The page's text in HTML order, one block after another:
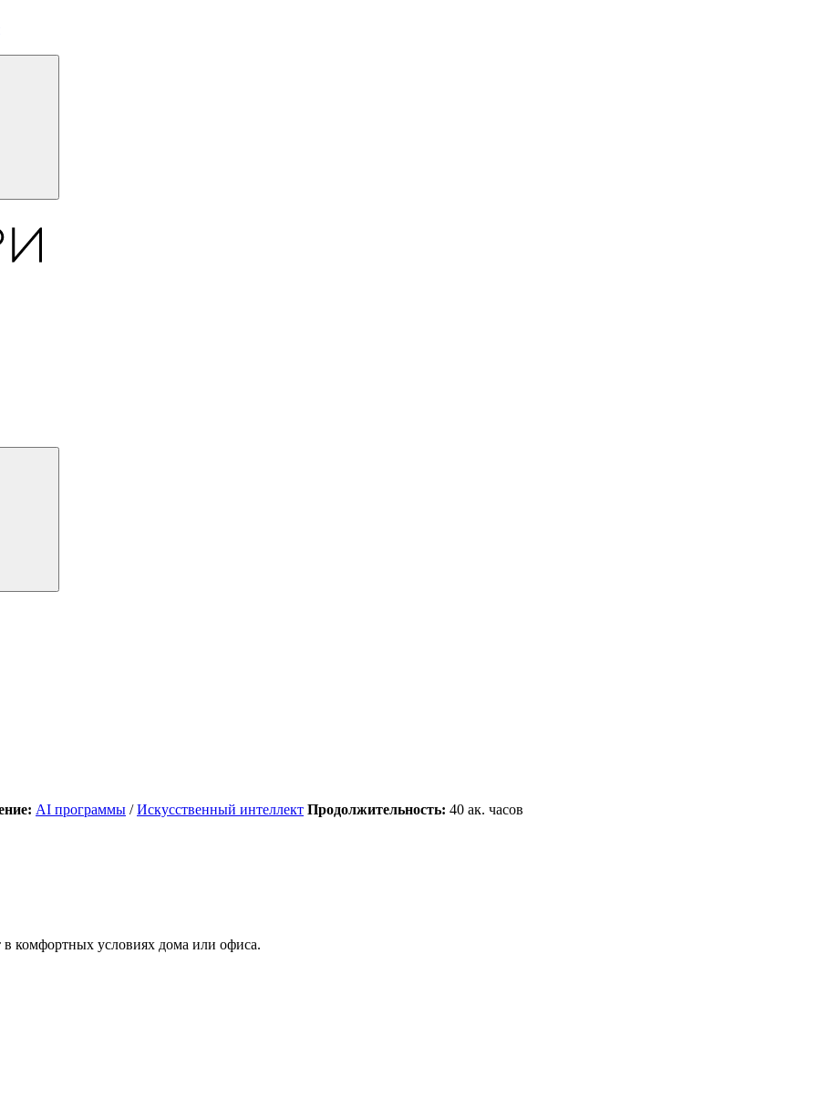
AI программы /Искусственный интеллект Продолжительность: 40 ак. часов
комфортных условиях дома или офиса.